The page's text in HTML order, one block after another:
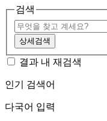
검색
상세검색
결과 내 재검색
인기 검색어
다국어 입력